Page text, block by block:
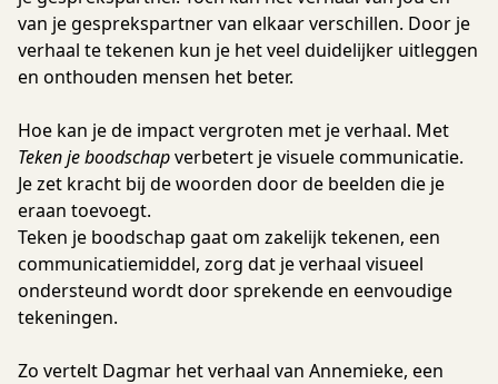
van je gesprekspartner van elkaar verschillen. Door je
verhaal te tekenen kun je het veel duidelijker uitleggen
en onthouden mensen het beter.
Hoe kan je de impact vergroten met je verhaal. Met
Teken je boodschapverbetert je visuele communicatie.
Je zet kracht bij de woorden door de beelden die je
eraan toevoegt.
Teken je boodschap gaat om zakelijk tekenen, een
communicatiemiddel, zorg dat je verhaal visueel
ondersteund wordt door sprekende en eenvoudige
tekeningen.
Zo vertelt Dagmar het verhaal van Annemieke, een